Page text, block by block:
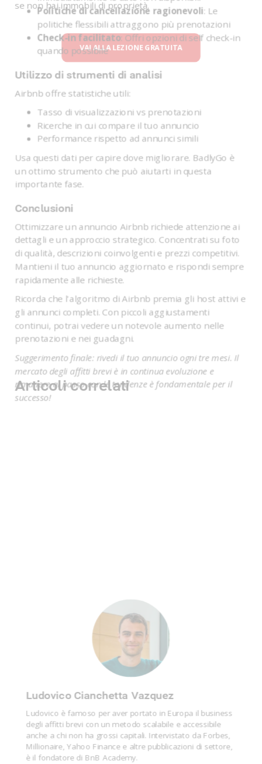
Politiche di cancellazione ragionevoli: Le
politiche flessibili attraggono più prenotazioni
Check-in facilitato: Offri opzioni di self check-in
quando possibile
Utilizzo di strumenti di analisi
Airbnb offre statistiche utili:
Tasso di visualizzazioni vs prenotazioni
Ricerche in cui compare il tuo annuncio
Performance rispetto ad annunci simili
Usa questi dati per capire dove migliorare. BadlyGo è
un ottimo strumento che può aiutarti in questa
importante fase.
Conclusioni
Ottimizzare un annuncio Airbnb richiede attenzione ai
dettagli e un approccio strategico. Concentrati su foto
di qualità, descrizioni coinvolgenti e prezzi competitivi.
Mantieni il tuo annuncio aggiornato e rispondi sempre
rapidamente alle richieste.
Ricorda che l'algoritmo di Airbnb premia gli host attivi e
gli annunci completi. Con piccoli aggiustamenti
continui, potrai vedere un notevole aumento nelle
prenotazioni e nei guadagni.
Suggerimento finale: rivedi il tuo annuncio ogni tre mesi. Il
mercato degli affitti brevi è in continua evoluzione e
rimanere al passo con le tendenze è fondamentale per il
successo!
se non hai immobili di proprietà.
VAI ALLA LEZIONE GRATUITA
Ludovico Cianchetta Vazquez
Ludovico è famoso per aver portato in Europa il business
degli affitti brevi con un metodo scalabile e accessibile
anche a chi non ha grossi capitali. Intervistato da Forbes,
Millionaire, Yahoo Finance e altre pubblicazioni di settore,
è il fondatore di BnB Academy.
Articoli correlati